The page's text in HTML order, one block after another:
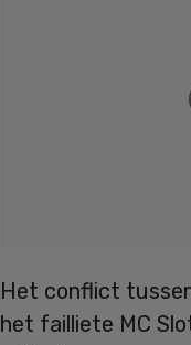
Het conflict
het failliete MC